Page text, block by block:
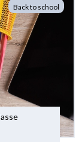
Back to school